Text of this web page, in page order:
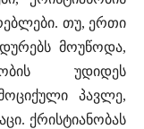
თუ, ერთი
მოუწოდა,
უდიდეს
პავლე,
ქრისტიანობას